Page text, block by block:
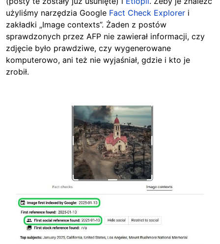
użyliśmy narzędzia Google Fact Check Explorer i
zakładki „Image contexts”. Żaden z postów
sprawdzonych przez AFP nie zawierał informacji, czy
zdjęcie było prawdziwe, czy wygenerowane
komputerowo, ani też nie wyjaśniał, gdzie i kto je
zrobił.